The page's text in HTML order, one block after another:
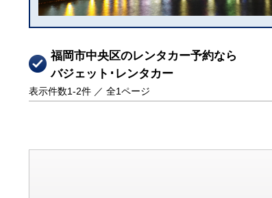
福岡市中央区のレンタカー予約なら
バジェット･レンタカー
表示件数1-2件 ／ 全1ページ